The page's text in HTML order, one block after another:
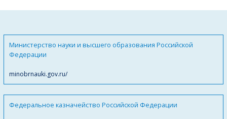
Министерство науки и высшего образования Российской
Федерации
minobrnauki.gov.ru/
Федеральное казначейство Российской Федерации